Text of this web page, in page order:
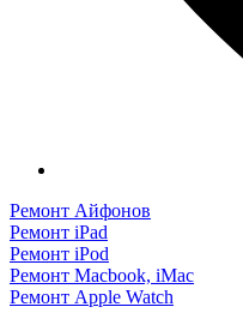
Ремонт Айфонов
Ремонт iPad
Ремонт iPod
Ремонт Macbook, iMac
Ремонт Apple Watch